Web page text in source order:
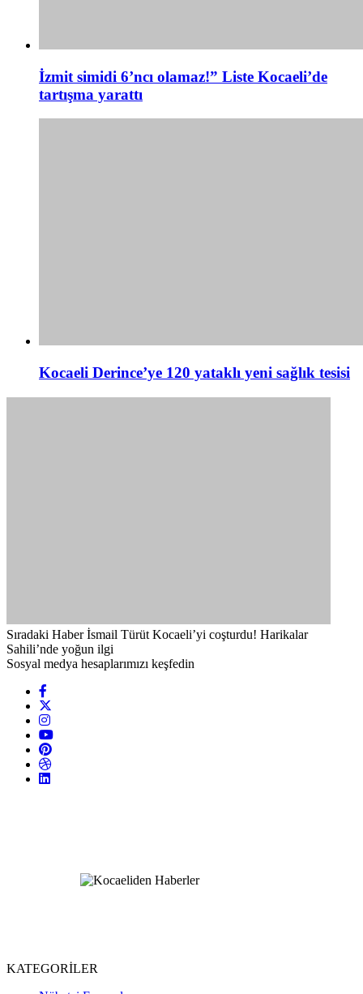
İzmit simidi 6’ncı olamaz!” Liste Kocaeli’de
tartışma yarattı
Kocaeli Derince’ye 120 yataklı yeni sağlık tesisi
Sıradaki Haber İsmail Türüt Kocaeli’yi coşturdu! Harikalar
Sahili’nde yoğun ilgi
Sosyal medya hesaplarımızı keşfedin
KATEGORİLER